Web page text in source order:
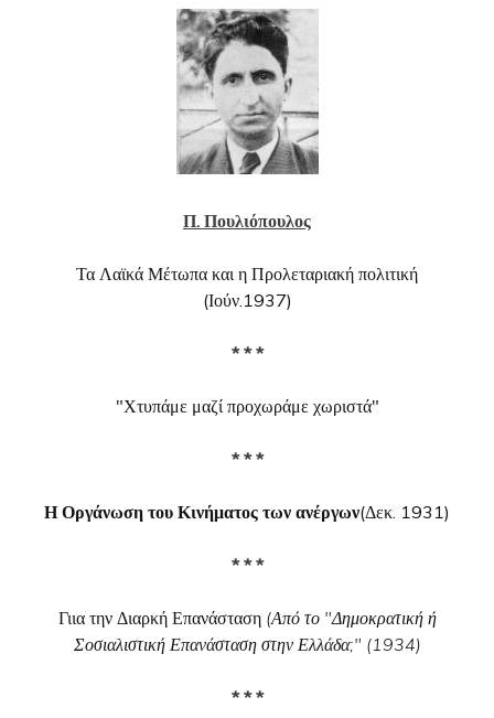
Π. Πουλιόπουλος
Τα Λαϊκά Μέτωπα και η Προλεταριακή πολιτική
(Ιούν.1937)
* * *
"Χτυπάμε μαζί προχωράμε χωριστά"
* * *
Η Οργάνωση του Κινήματος των ανέργων(Δεκ. 1931)
* * *
Γιια την Διαρκή Επανάσταση(Από το "Δημοκρατική ή
Σοσιαλιστική Επανάσταση στην Ελλάδα;" (1934)
* * *